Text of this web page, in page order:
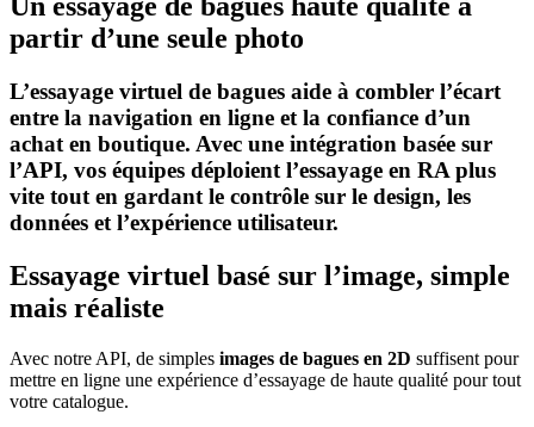
Un essayage de bagues haute qualité à
partir d’une seule photo
L’essayage virtuel de bagues aide à combler l’écart
entre la navigation en ligne et la confiance d’un
achat en boutique. Avec une intégration basée sur
l’API, vos équipes déploient l’essayage en RA plus
vite tout en gardant le contrôle sur le design, les
données et l’expérience utilisateur.
Essayage virtuel basé sur l’image, simple
mais réaliste
Avec notre API, de simples images de bagues en 2D suffisent pour
mettre en ligne une expérience d’essayage de haute qualité pour tout
votre catalogue.